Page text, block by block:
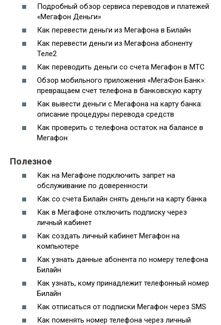
Подробный обзор сервиса переводов и платежей
«Мегафон Деньги»
Как перевести деньги из Мегафона в Билайн
Как перевести деньги из Мегафона абоненту
Теле2
Как переводить деньги со счета Мегафон в МТС
Обзор мобильного приложения «МегаФон Банк»:
превращаем счет телефона в банковскую карту
Как вывести деньги с Мегафона на карту банка:
описание процедуры перевода средств
Как проверить с телефона остаток на балансе в
Мегафон
Полезное
Как на Мегафоне подключить запрет на
обслуживание по доверенности
Как со счета Билайн снять деньги на карту банка
Как в Мегафоне отключить подписку через
личный кабинет
Как создать личный кабинет Мегафон на
компьютере
Как узнать данные абонента по номеру телефона
Билайн
Как узнать, кому принадлежит телефонный номер
Билайн
Как отписаться от подписки Мегафон через SMS
Как поменять номер телефона через личный